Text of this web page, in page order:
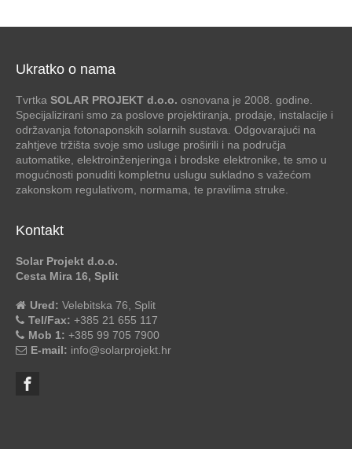
Ukratko o nama
Tvrtka SOLAR PROJEKT d.o.o. osnovana je 2008. godine.
Specijalizirani smo za poslove projektiranja, prodaje, instalacije i
održavanja fotonaponskih solarnih sustava. Odgovarajući na
zahtjeve tržišta svoje smo usluge proširili i na područja
automatike, elektroinženjeringa i brodske elektronike, te smo u
mogućnosti ponuditi kompletnu uslugu sukladno s važećom
zakonskom regulativom, normama, te pravilima struke.
Kontakt
Solar Projekt d.o.o.
Cesta Mira 16, Split
Ured: Velebitska 76, Split
Tel/Fax: +385 21 655 117
Mob 1: +385 99 705 7900
E-mail: info@solarprojekt.hr